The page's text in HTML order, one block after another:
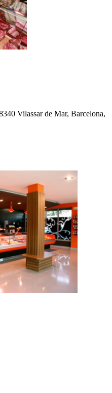
Vilassar de Mar, Barcelona,